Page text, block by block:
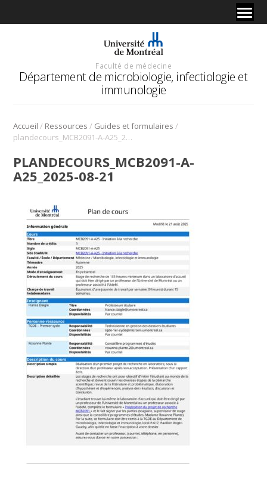
Faculté de médecine
Département de microbiologie, infectiologie et
immunologie
Accueil / Ressources / Guides et formulaires /
plandecours_MCB2091-A-A25_2025-08-21
PLANDECOURS_MCB2091-A-
A25_2025-08-21